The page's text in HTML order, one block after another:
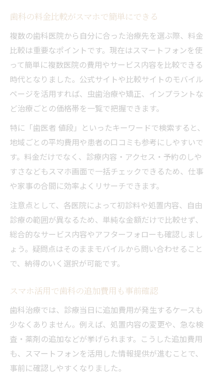
歯科の料金比較がスマホで簡単にできる
複数の歯科医院から自分に合った治療先を選ぶ際、料金
比較は重要なポイントです。現在はスマートフォンを使
って簡単に複数医院の費用やサービス内容を比較できる
時代となりました。公式サイトや比較サイトのモバイル
ページを活用すれば、虫歯治療や矯正、インプラントな
ど治療ごとの価格帯を一覧で把握できます。
特に「歯医者 値段」といったキーワードで検索すると、
地域ごとの平均費用や患者の口コミも参考にしやすいで
す。料金だけでなく、診療内容・アクセス・予約のしや
すさなどもスマホ画面で一括チェックできるため、仕事
や家事の合間に効率よくリサーチできます。
注意点として、各医院によって初診料や処置内容、自由
診療の範囲が異なるため、単純な金額だけで比較せず、
総合的なサービス内容やアフターフォローも確認しまし
ょう。疑問点はそのままモバイルから問い合わせること
で、納得のいく選択が可能です。
スマホ活用で歯科の追加費用も事前確認
歯科治療では、診療当日に追加費用が発生するケースも
少なくありません。例えば、処置内容の変更や、急な検
査・薬剤の追加などが挙げられます。こうした追加費用
も、スマートフォンを活用した情報提供が進むことで、
事前に確認しやすくなりました。